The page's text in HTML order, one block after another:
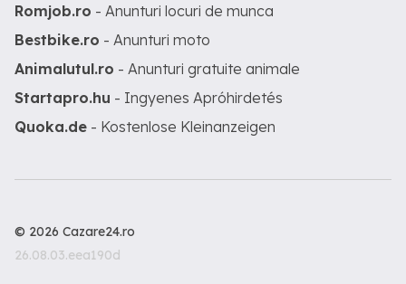
Romjob.ro - Anunturi locuri de munca
Bestbike.ro - Anunturi moto
Animalutul.ro - Anunturi gratuite animale
Startapro.hu - Ingyenes Apróhirdetés
Quoka.de - Kostenlose Kleinanzeigen
© 2026 Cazare24.ro
26.08.03.eea190d